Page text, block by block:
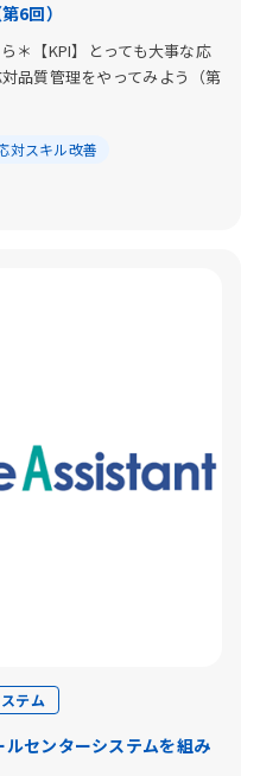
6回）
＊【KPI】とっても大事な応
品質管理をやってみよう（第
対スキル改善
テム
センターシステムを組み